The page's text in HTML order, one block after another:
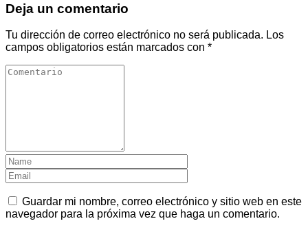
Deja un comentario
Tu dirección de correo electrónico no será publicada. Los
campos obligatorios están marcados con *
Guardar mi nombre, correo electrónico y sitio web en este
navegador para la próxima vez que haga un comentario.